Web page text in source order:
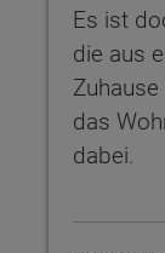
Es ist
die aus
das
dabei.